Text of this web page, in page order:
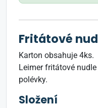
Fritátové
Karton obsahuje 4ks.
Leimer fritátové
polévky.
Složení